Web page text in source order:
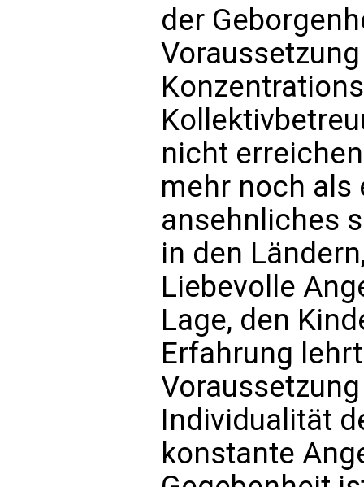
der
nicht
mehr noch als
ansehnliches
in den
Liebevolle
Lage, den
Erfahrung
Individualität
konstante